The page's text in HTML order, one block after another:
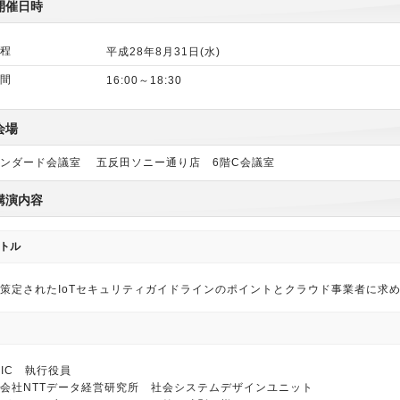
催日時
平成28年8月31日(水)
16:00～18:30
場
ダード会議室 五反田ソニー通り店 6階C会議室
演内容
ル
定されたIoTセキュリティガイドラインのポイントとクラウド事業者に求
執行役員
社NTTデータ経営研究所 社会システムデザインユニット